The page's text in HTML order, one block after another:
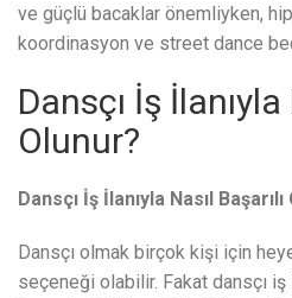
ve güçlü bacaklar önemliyken,
koordinasyon ve street dance
Dansçı İş İlanıyla
Olunur?
Dansçı İş İlanıyla Nasıl
Dansçı olmak birçok kişi için
seçeneği olabilir. Fakat dansçı iş